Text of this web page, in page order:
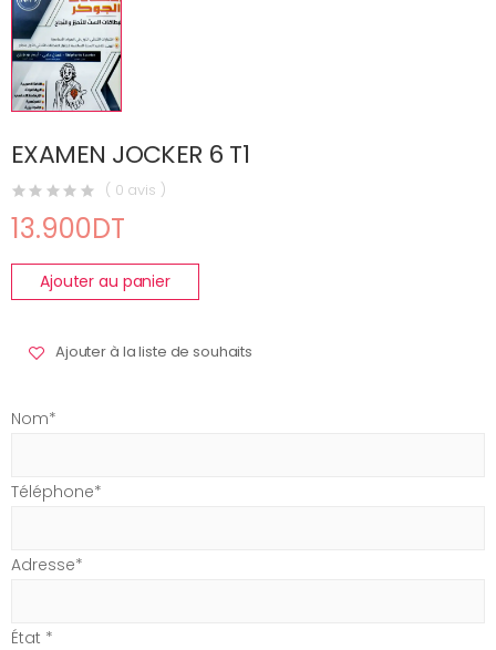
EXAMEN JOCKER 6 T1
( 0 avis )
13.900DT
Ajouter au panier
Ajouter à la liste de souhaits
Nom*
Téléphone*
Adresse*
État *